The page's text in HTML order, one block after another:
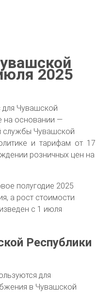
2025
для Чувашской
на основании —
службы Чувашской
и тарифам от 17
розничных цен на
полугодие 2025
а рост стоимости
с 1 июля
Республики
для
в Чувашской